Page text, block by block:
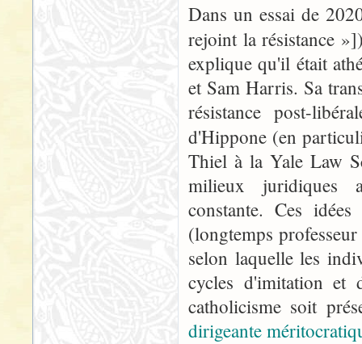
Dans un essai de
rejoint la résistance
explique qu'il était
et Sam Harris. Sa
résistance post-
d'Hippone (en
Thiel à la Yale Law
milieux juridiques
constante. Ces
(longtemps
selon laquelle les
cycles d'imitation et
catholicisme soit
dirigeante